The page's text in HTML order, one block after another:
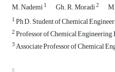
M. Nademi1 Gh. R. Moradi2
1Ph D. Student of Chemical
2Professor of Chemical
3Associate Professor of Chemical